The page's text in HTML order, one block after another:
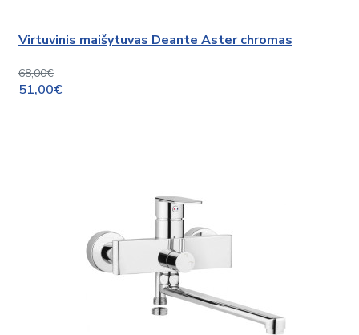
Virtuvinis maišytuvas Deante Aster chromas
68,00€
51,00€